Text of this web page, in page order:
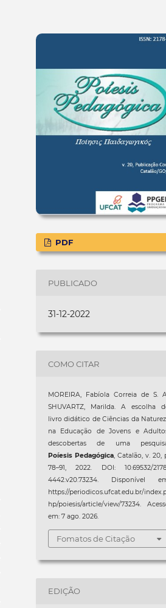
PDF
PUBLICADO
31-12-2022
COMO CITAR
MOREIRA, Fabíola Correia de S.
SHUVARTZ, Marilda. A escolha
livro didático de Ciências da
na Educação de Jovens e
descobertas de uma
Poíesis Pedagógica, Catalão, v. 20,
78–91, 2022. DOI: 10.69532/
4442.v20.73234. Disponível
https://periodicos.ufcat.edu.br/
hp/poiesis/article/view/73234.
em: 7 ago. 2026.
Fomatos de Citação
EDIÇÃO